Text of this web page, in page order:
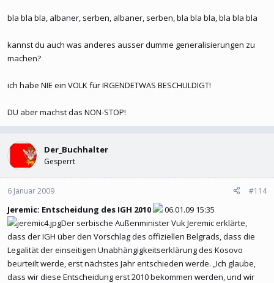
obwohl ihr eure industrie für spott-preise an fremde verkauft...
wenn ihr keine kinder zeugt, sind die albaner schuld, weil die
albaner kinder zeugen....
wenn ihr albaner angreift, diese sich verteitigen und serben
schuld....
es ist nun mal so in serbien verbreitet, das für alles schlechte in
serbien die albaner verantwortlich gemacht werden....
das hat seinen urspung in den ersten balkankriegen und hat sich
bib heute fortgesetzt.
es gab nur wenige serbische politiker die diesen fehler
angesprochen haben,
weil die meisten politiker wieder gewählt werden wollen....
einer der wenigen ist cedomir jovanovic!
bla bla bla, albaner, serben, albaner, serben, bla bla bla, bla bla bla
kannst du auch was anderes ausser dumme generalisierungen zu
machen?
ich habe NIE ein VOLK für IRGENDETWAS BESCHULDIGT!
DU aber machst das NON-STOP!
Der_Buchhalter
Gesperrt
6 Januar 2009 #114
Jeremic: Entscheidung des IGH 2010
06.01.09 15:35
Der serbische Außenminister Vuk Jeremic erklärte,
dass der IGH über den Vorschlag des offiziellen Belgrads, dass die
Legalität der einseitigen Unabhängigkeitserklärung des Kosovo
beurteilt werde, erst nächstes Jahr entschieden werde. „Ich glaube,
dass wir diese Entscheidung erst 2010 bekommen werden, und wir